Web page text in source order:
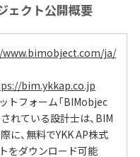
ェクト公開概要
ja/
bim.ykkap.co.jp
トフォーム「BIMobjec
されている設計士は、BIM
に、無料でYKK AP株式
をダウンロード可能